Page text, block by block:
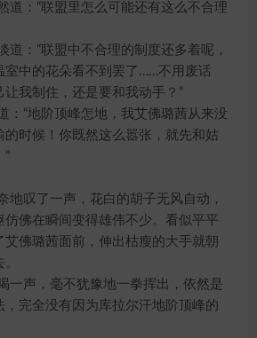
：“联盟里怎么可能还有这么不合理
：“联盟中不合理的制度还多着呢，
室中的花朵看不到罢了……不用废话
让我制住，还是要和我动手？”
“地阶顶峰怎地，我艾佛璐茜从来没
的时候！你既然这么嚣张，就先和姑
”
叹了一声，花白的胡子无风自动，
仿佛在瞬间变得雄伟不少。看似平平
艾佛璐茜面前，伸出枯瘦的大手就朝
声，毫不犹豫地一拳挥出，依然是
，完全没有因为库拉尔汗地阶顶峰的